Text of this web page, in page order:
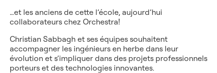
…et les anciens de cette l’école, aujourd’hui
collaborateurs chez Orchestra!
Christian Sabbagh et ses équipes souhaitent
accompagner les ingénieurs en herbe dans leur
évolution et s’impliquer dans des projets professionnels
porteurs et des technologies innovantes.